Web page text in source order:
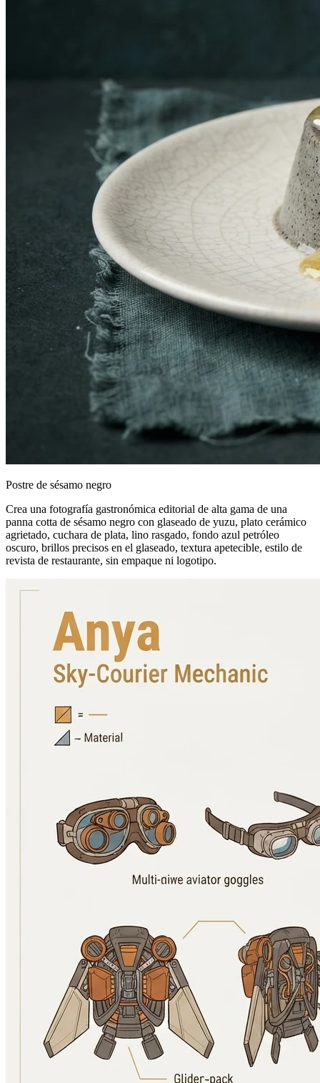
Postre de sésamo negro
Crea una fotografía gastronómica editorial de alta gama de una
panna cotta de sésamo negro con glaseado de yuzu, plato cerámico
agrietado, cuchara de plata, lino rasgado, fondo azul petróleo
oscuro, brillos precisos en el glaseado, textura apetecible, estilo de
revista de restaurante, sin empaque ni logotipo.